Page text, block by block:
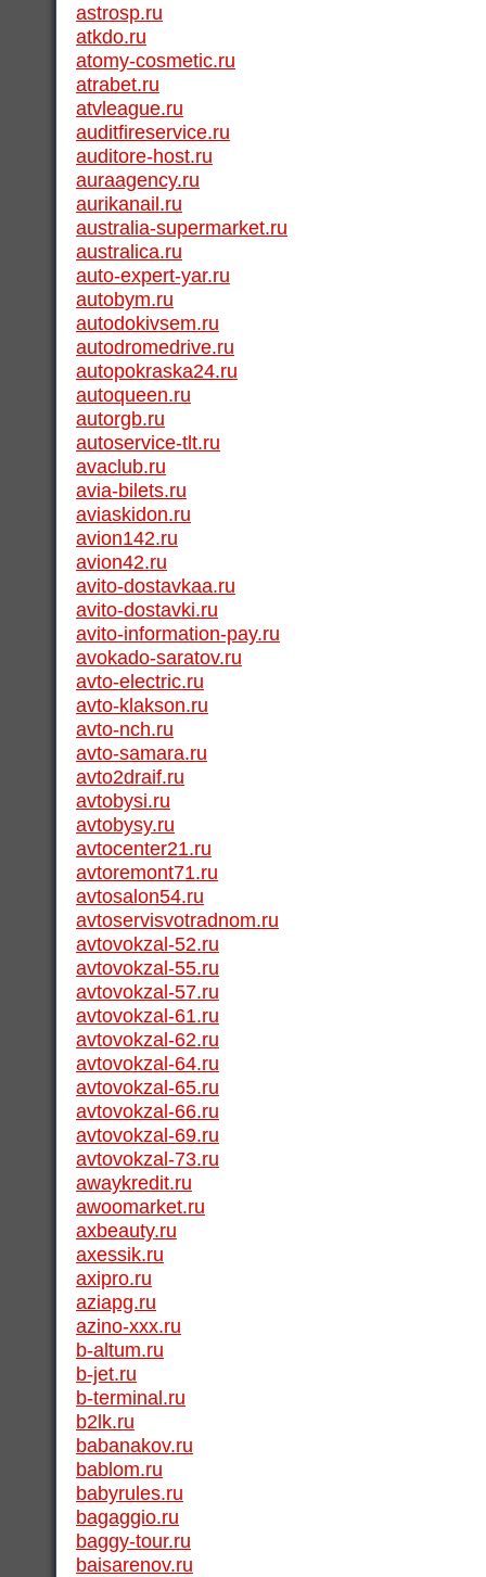
astrosp.ru
atkdo.ru
atomy-cosmetic.ru
atrabet.ru
atvleague.ru
auditfireservice.ru
auditore-host.ru
auraagency.ru
aurikanail.ru
australia-supermarket.ru
australica.ru
auto-expert-yar.ru
autobym.ru
autodokivsem.ru
autodromedrive.ru
autopokraska24.ru
autoqueen.ru
autorgb.ru
autoservice-tlt.ru
avaclub.ru
avia-bilets.ru
aviaskidon.ru
avion142.ru
avion42.ru
avito-dostavkaa.ru
avito-dostavki.ru
avito-information-pay.ru
avokado-saratov.ru
avto-electric.ru
avto-klakson.ru
avto-nch.ru
avto-samara.ru
avto2draif.ru
avtobysi.ru
avtobysy.ru
avtocenter21.ru
avtoremont71.ru
avtosalon54.ru
avtoservisvotradnom.ru
avtovokzal-52.ru
avtovokzal-55.ru
avtovokzal-57.ru
avtovokzal-61.ru
avtovokzal-62.ru
avtovokzal-64.ru
avtovokzal-65.ru
avtovokzal-66.ru
avtovokzal-69.ru
avtovokzal-73.ru
awaykredit.ru
awoomarket.ru
axbeauty.ru
axessik.ru
axipro.ru
aziapg.ru
azino-xxx.ru
b-altum.ru
b-jet.ru
b-terminal.ru
b2lk.ru
babanakov.ru
bablom.ru
babyrules.ru
bagaggio.ru
baggy-tour.ru
baisarenov.ru